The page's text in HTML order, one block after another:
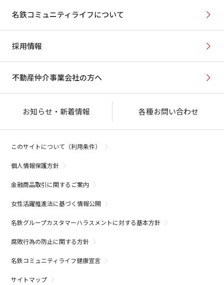
名鉄コミュニティライフについて
採用情報
不動産仲介事業会社の方へ
お知らせ・新着情報 各種お問い合わせ
このサイトについて（利用条件）
個人情報保護方針
金融商品取引に関するご案内
女性活躍推進法に基づく情報公開
名鉄グループカスタマーハラスメントに対する基本方針
腐敗行為の防止に関する方針
名鉄コミュニティライフ健康宣言
サイトマップ